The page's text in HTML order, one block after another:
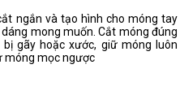
ngắn và tạo hình cho móng tay
mong muốn. Cắt móng đúng
gãy hoặc xước, giữ móng luôn
móng mọc ngược